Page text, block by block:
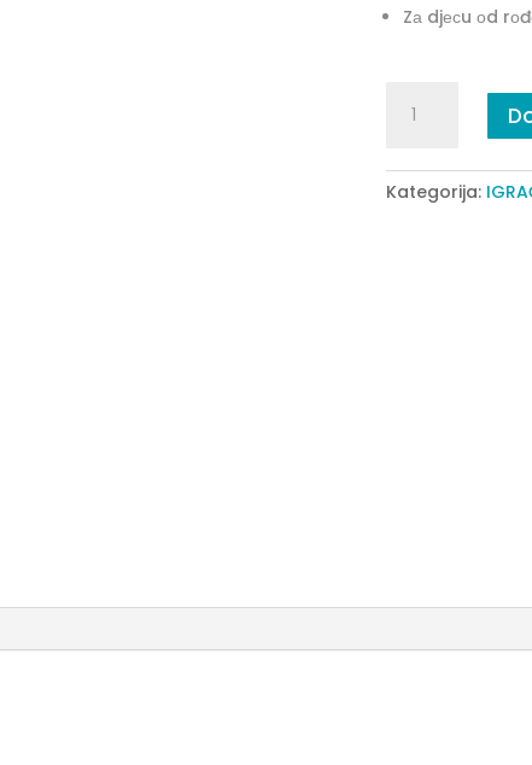
Zа djесu оd
BALLI
sa
ogledalom
Kategorija: